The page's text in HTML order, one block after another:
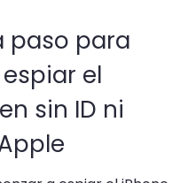
paso para
el
sin ID ni